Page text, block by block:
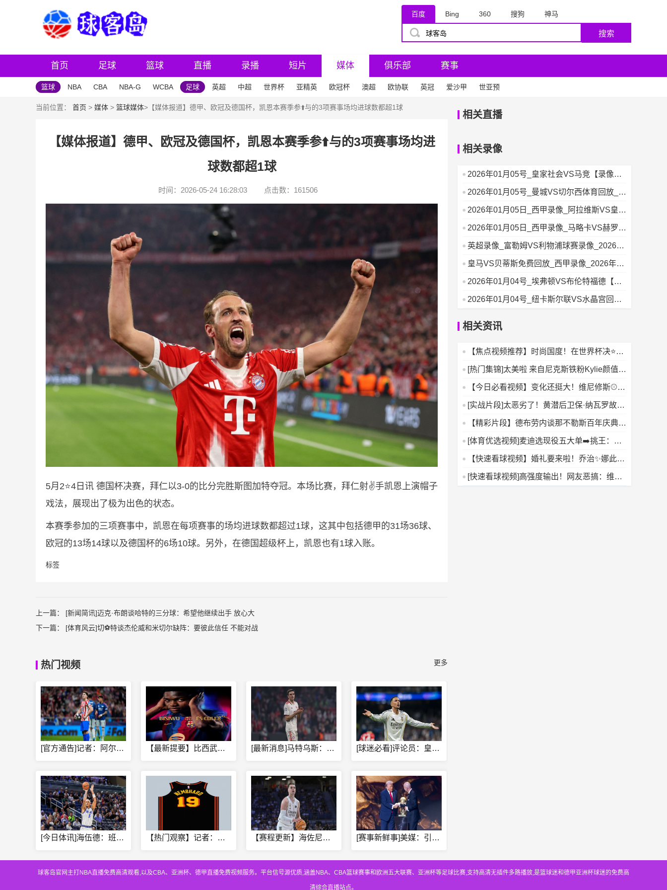
百度 Bing 360 搜狗 神马
搜索
首页 足球 篮球 直播 录播 短片 媒体 俱乐部 赛事
篮球 NBA CBA NBA-G WCBA 足球 英超 中超 世界杯 亚精英 欧冠杯 澳超 欧协联 英冠 爱沙甲 世亚预
当前位置： 首页 > 媒体 > 篮球媒体>【媒体报道】德甲、欧冠及德国杯，凯恩本赛季参⬆️与的3项赛事场均进球数都超1球
【媒体报道】德甲、欧冠及德国杯，凯恩本赛季参⬆️与的3项赛事场均进
球数都超1球
时间：2026-05-24 16:28:03 点击数： 161506
5月2⭐4日讯 德国杯决赛，拜仁以3-0的比分完胜斯图加特夺冠。本场比赛，拜仁射✌️手凯恩上演帽子
戏法，展现出了极为出色的状态。
本赛季参加的三项赛事中，凯恩在每项赛事的场均进球数都超过1球，这其中包括德甲的31场36球、
欧冠的13场14球以及德国杯的6场10球。另外，在德国超级杯上，凯恩也有1球入账。
标签
上一篇： [新闻简讯]迈克·布朗谈哈特的三分球：希望他继续出手 放心大
下一篇： [体育风云]切⚽特谈杰伦威和米切尔缺阵：要彼此信任 不能对战
热门视频 更多
[官方通告]记者：阿尔瓦雷斯依⬅️然想去巴萨，后者做出承诺会 【最新提要】比西武：加盟巴萨对我来说就是梦想成真 还没亲眼见 [最新消息]马特乌斯：拜仁很难将帕利尼亚卖到3000万欧，或 [球迷必看]评论员：皇马已有邓弗里斯，⬆️利物浦应及时止损签
[今日体讯]海伍德：班凯罗高中后就没进步 场均22分&3分3 【热门观察】记者：小内姆哈德穿老鹰19号 此前称其穿特雷·杨 【赛程更新】海佐尼亚：一直不太喜欢自己离开NBA的方式 很高 [赛事新鲜事]美媒：引发全球愤怒，国际足联将取消世界杯股份出
相关直播
相关录像
2026年01月05号_皇家社会VS马竞【录像】_
西甲录像
2026年01月05号_曼城VS切尔西体育回放_英
超录像
2026年01月05日_西甲录像_阿拉维斯VS皇家
奥维耶多赛事回放
2026年01月05日_西甲录像_马略卡VS赫罗纳
体育回放
英超录像_富勒姆VS利物浦球赛录像_2026年
01月04日
皇马VS贝蒂斯免费回放_西甲录像_2026年01
月04日
2026年01月04号_埃弗顿VS布伦特福德【回
放】_英超录像
2026年01月04号_纽卡斯尔联VS水晶宫回放_
相关资讯
【焦点视频推荐】时尚国度！在世界杯决⭐赛
前办秀，只有法国人敢
[热门集锦]太美啦 来自尼克斯铁粉Kylie颜值暴
击瞬间
【今日必看视频】变化还挺大！维尼修斯⚾正
式归队训练，样貌焕然
[实战片段]太恶劣了！黄潜后卫保·纳瓦罗故意
踢人遭直红罚⬅️
【精彩片段】德布劳内谈那不勒斯百年庆典：
他们创造了历史，我才
[体育优选视频]麦迪选现役五大单➡️挑王：欧
文华子东契奇SG
【快速看球视频】婚礼要来啦！乔治✨娜此
前：我23岁！C罗：那
[快速看球视频]高强度输出！网友恶搞：维尼
球客岛官网主打NBA直播免费高清观看,以及CBA、亚洲杯、德甲直播免费视频服务。平台信号源优质,涵盖NBA、CBA篮球赛事和欧洲五大联赛、亚洲杯等足球比赛,支持高清无插件多路播放,是篮球迷和德甲亚洲杯球迷的免费高
清综合直播站点。